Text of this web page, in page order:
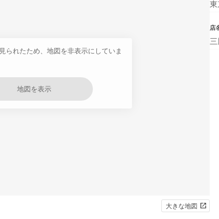
られたため、地図を非表示にしていま
地図を表示
大きな地図
店